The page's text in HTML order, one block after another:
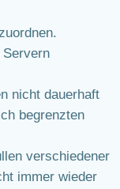
Servern
nicht dauerhaft
begrenzten
verschiedener
immer wieder